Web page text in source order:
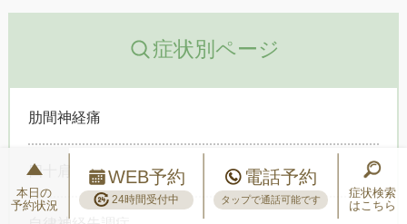
症状別ページ
肋間神経痛
四十肩
本日の
予約状況
WEB予約
24時間受付中
電話予約
タップで通話可能です
症状検索
はこちら